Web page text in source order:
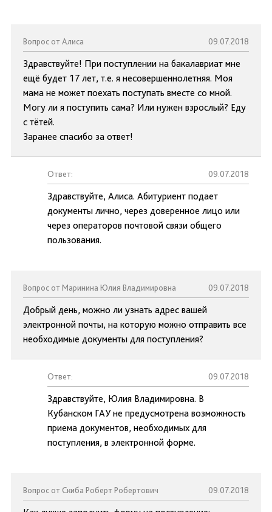
Вопрос от Алиса 09.07.2018
Здравствуйте! При поступлении на бакалавриат мне
ещё будет 17 лет, т.е. я несовершеннолетняя. Моя
мама не может поехать поступать вместе со мной.
Могу ли я поступить сама? Или нужен взрослый? Еду
с тётей.
Заранее спасибо за ответ!
Ответ: 09.07.2018
Здравствуйте, Алиса. Абитуриент подает
документы лично, через доверенное лицо или
через операторов почтовой связи общего
пользования.
Вопрос от Маринина Юлия Владимировна 09.07.2018
Добрый день, можно ли узнать адрес вашей
электронной почты, на которую можно отправить все
необходимые документы для поступления?
Ответ: 09.07.2018
Здравствуйте, Юлия Владимировна. В
Кубанском ГАУ не предусмотрена возможность
приема документов, необходимых для
поступления, в электронной форме.
Вопрос от Скиба Роберт Робертович 09.07.2018